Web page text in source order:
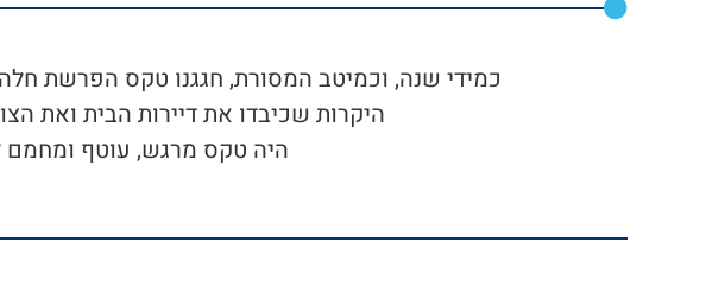
כמידי שנה, וכמיטב המסורת, חגגנו טקס הפרשת
היקרות שכיבדו את דיירות הבית ואת
היה טקס מרגש, עוטף ומחמם